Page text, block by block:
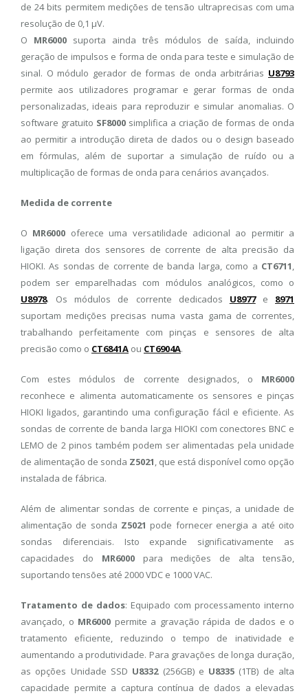
de 24 bits permitem medições de tensão ultraprecisas com uma
resolução de 0,1 μV.
O MR6000 suporta ainda três módulos de saída, incluindo
geração de impulsos e forma de onda para teste e simulação de
sinal. O módulo gerador de formas de onda arbitrárias U8793
permite aos utilizadores programar e gerar formas de onda
personalizadas, ideais para reproduzir e simular anomalias. O
software gratuito SF8000 simplifica a criação de formas de onda
ao permitir a introdução direta de dados ou o design baseado
em fórmulas, além de suportar a simulação de ruído ou a
multiplicação de formas de onda para cenários avançados.
Medida de corrente
O MR6000 oferece uma versatilidade adicional ao permitir a
ligação direta dos sensores de corrente de alta precisão da
HIOKI. As sondas de corrente de banda larga, como a CT6711,
podem ser emparelhadas com módulos analógicos, como o
U8978. Os módulos de corrente dedicados U8977e 8971
suportam medições precisas numa vasta gama de correntes,
trabalhando perfeitamente com pinças e sensores de alta
precisão como o CT6841A ou CT6904A.
Com estes módulos de corrente designados, o MR6000
reconhece e alimenta automaticamente os sensores e pinças
HIOKI ligados, garantindo uma configuração fácil e eficiente. As
sondas de corrente de banda larga HIOKI com conectores BNC e
LEMO de 2 pinos também podem ser alimentadas pela unidade
de alimentação de sonda Z5021, que está disponível como opção
instalada de fábrica.
Além de alimentar sondas de corrente e pinças, a unidade de
alimentação de sonda Z5021 pode fornecer energia a até oito
sondas diferenciais. Isto expande significativamente as
capacidades do MR6000para medições de alta tensão,
suportando tensões até 2000 VDC e 1000 VAC.
Tratamento de dados: Equipado com processamento interno
avançado, o MR6000 permite a gravação rápida de dados e o
tratamento eficiente, reduzindo o tempo de inatividade e
aumentando a produtividade. Para gravações de longa duração,
as opções Unidade SSD U8332(256GB) e U8335 (1TB) de alta
capacidade permite a captura contínua de dados a elevadas